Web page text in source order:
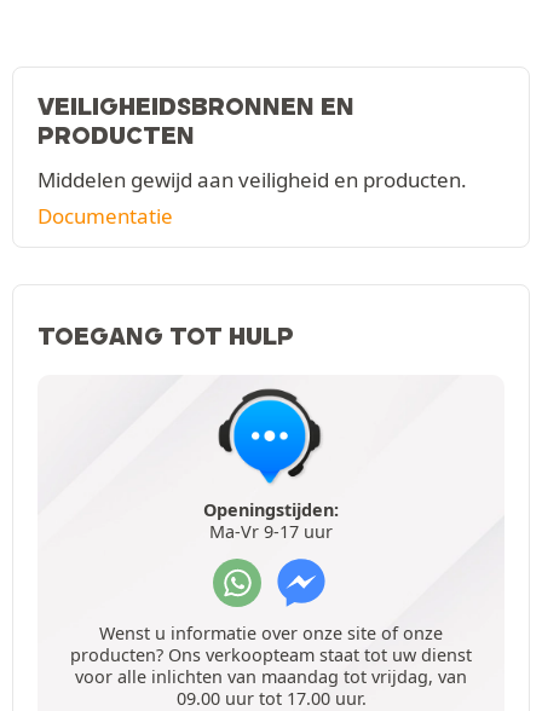
VEILIGHEIDSBRONNEN EN
PRODUCTEN
Middelen gewijd aan veiligheid en producten.
Documentatie
TOEGANG TOT HULP
Openingstijden:
Ma-Vr 9-17 uur
Wenst u informatie over onze site of onze
producten? Ons verkoopteam staat tot uw dienst
voor alle inlichten van maandag tot vrijdag, van
09.00 uur tot 17.00 uur.